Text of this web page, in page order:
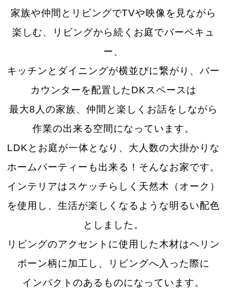
家族や仲間とリビングでTVや映像を見ながら
楽しむ、リビングから続くお庭でバーベキュ
ー、
キッチンとダイニングが横並びに繋がり、バー
カウンターを配置したDKスペースは
最大8人の家族、仲間と楽しくお話をしながら
作業の出来る空間になっています。
LDKとお庭が一体となり、大人数の大掛かりな
ホームパーティーも出来る！そんなお家です。
インテリアはスケッチらしく天然木（オーク）
を使用し、生活が楽しくなるような明るい配色
としました。
リビングのアクセントに使用した木材はヘリン
ボーン柄に加工し、リビングへ入った際に
インパクトのあるものになっています。